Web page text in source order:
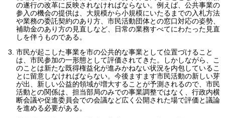
の遂行の改革に反映されなければならない。例えば、公共事業の
参入の機会の提供は、大規模から小規模にいたるまでの入札方法
や業務の委託契約のあり方、市民活動団体との窓口対応の姿勢、
補助金のあり方の見直しなど、日常の業務すべてにわたった見直
しを伴うものである。
市民が起こした事業を市の公共的な事業として位置づけること
は、市民参加の一形態として評価されてきた。しかしながら、こ
のことは新たな既得権益化が進みかねない状況を内包しているこ
とに留意しなければならない。今後ますます市民活動の新しい芽
が出、新しい公益的領域が増大することが予測されるので、市民
活動との関係は、担当部局のみでの事業調整ではなく、行政内横
断会議や促進委員会での会議など広く公開された場で評価と議論
を進める必要がある。